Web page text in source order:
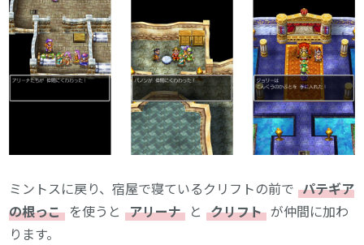
ミントスに戻り、宿屋で寝ているクリフトの前で パテギア
の根っこ を使うと アリーナ と クリフト が仲間に加わ
ります。